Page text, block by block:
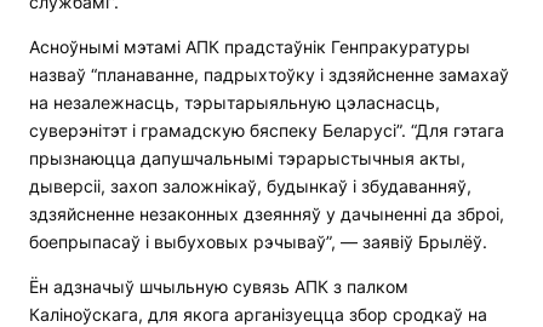
Асноўнымі мэтамі АПК прадстаўнік Генпракуратуры
назваў “планаванне, падрыхтоўку і здзяйсненне замахаў
на незалежнасць, тэрытарыяльную цэласнасць,
суверэнітэт і грамадскую бяспеку Беларусі”. “Для гэтага
прызнаюцца дапушчальнымі тэрарыстычныя акты,
дыверсіі, захоп заложнікаў, будынкаў і збудаванняў,
здзяйсненне незаконных дзеянняў у дачыненні да зброі,
боепрыпасаў і выбуховых рэчываў”, — заявіў Брылёў.
Ён адзначыў шчыльную сувязь АПК з палком
Каліноўскага, для якога арганізуецца збор сродкаў на